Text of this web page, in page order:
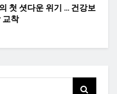
첫 셧다운 위기 … 건강보
교착